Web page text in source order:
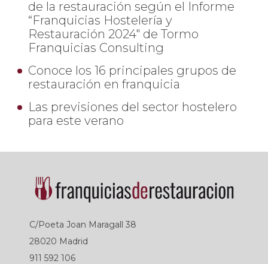
de la restauración según el Informe
“Franquicias Hostelería y
Restauración 2024" de Tormo
Franquicias Consulting
Conoce los 16 principales grupos de
restauración en franquicia
Las previsiones del sector hostelero
para este verano
C/Poeta Joan Maragall 38
28020 Madrid
911 592 106